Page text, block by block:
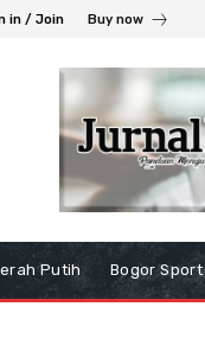
in / Join Buy now
Putih Bogor Sport